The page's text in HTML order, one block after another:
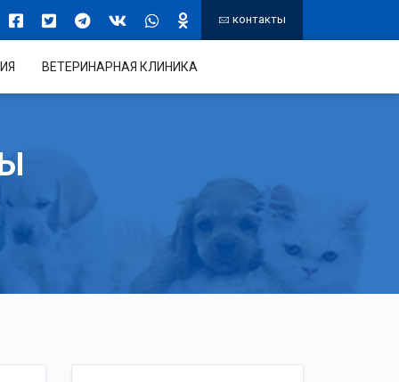
контакты
ВЕТЕРИНАРНАЯ КЛИНИКА